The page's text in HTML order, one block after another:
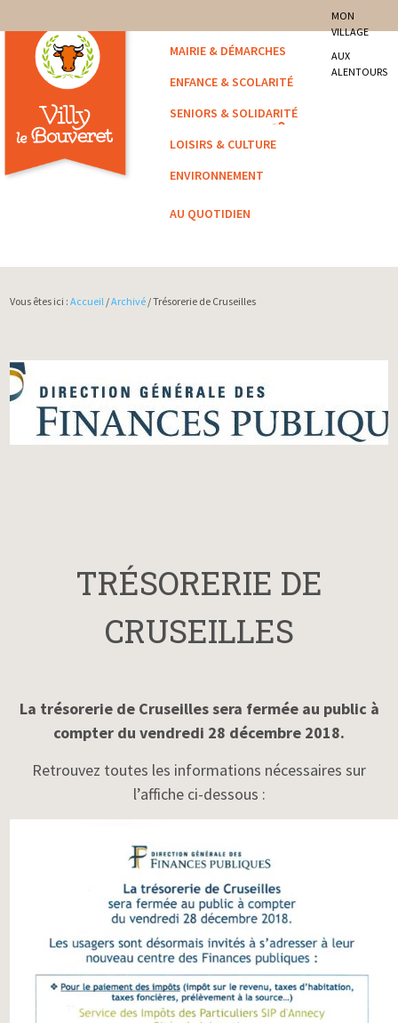
Villy-le-Bouveret
MON
VILLAGE
AUX
ALENTOURS
MAIRIE & DÉMARCHES
ENFANCE & SCOLARITÉ
SENIORS & SOLIDARITÉ
LOISIRS & CULTURE
ENVIRONNEMENT
AU QUOTIDIEN
Vous êtes ici :Accueil /Archivé / Trésorerie de Cruseilles
TRÉSORERIE DE
CRUSEILLES
La trésorerie de Cruseilles sera fermée au public à
compter du vendredi 28 décembre 2018.
Retrouvez toutes les informations nécessaires sur
l’affiche ci-dessous :